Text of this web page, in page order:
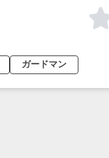
ガードマン